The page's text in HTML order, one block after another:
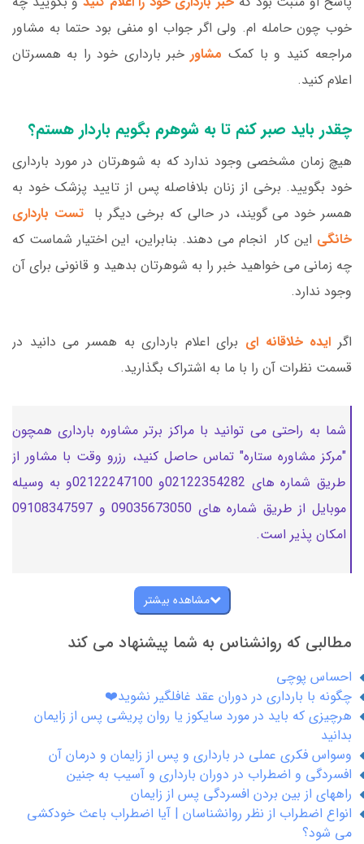
خوب چون حامله ام. ولی اگر جواب او منفی بود حتما به مشاور
مراجعه کنید و با کمک مشاور خبر بارداری خود را به همسرتان
اعلام کنید.
چقدر باید صبر کنم تا به شوهرم بگویم باردار هستم؟
هیچ زمان مشخصی وجود ندارد که به شوهرتان در مورد بارداری
خود بگویید. برخی از زنان بلافاصله پس از تایید پزشک خود به
همسر خود می گویند، در حالی که برخی دیگر با تست بارداری
خانگی این کار انجام می دهند. بنابراین، این اختیار شماست که
چه زمانی می خواهید خبر را به شوهرتان بدهید و قانونی برای آن
وجود ندارد.
اگر ایده خلاقانه ای برای اعلام بارداری به همسر می دانید در
قسمت نظرات آن را با ما به اشتراک بگذارید.
شما به راحتی می توانید با مراکز برتر مشاوره بارداری همچون
"مرکز مشاوره ستاره" تماس حاصل کنید، رزرو وقت با مشاور از
طریق شماره های 02122354282و 02122247100و به وسیله
موبایل از طریق شماره های 09035673050 و 09108347597
امکان پذیر است.
مشاهده بیشتر
مطالبی که روانشناس به شما پیشنهاد می کند
احساس پوچی
چگونه با بارداری در دوران عقد غافلگیر نشوید❤️
هرچیزی که باید در مورد سایکوز یا روان پریشی پس از زایمان
بدانید
وسواس فکری عملی در بارداری و پس از زایمان و درمان آن
افسردگی و اضطراب در دوران بارداری و آسیب به جنین
راههای از بین بردن افسردگی پس از زایمان
انواع اضطراب از نظر روانشناسان | آیا اضطراب باعث خودکشی
می شود؟